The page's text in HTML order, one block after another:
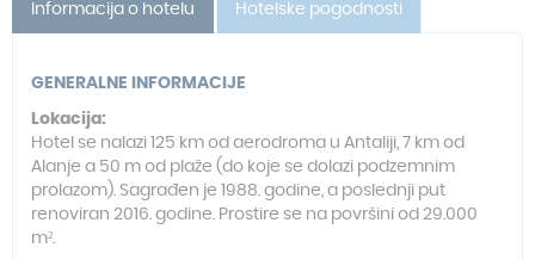
Informacija o hotelu Hotelske pogodnosti
GENERALNE INFORMACIJE
Lokacija:
Hotel se nalazi 125 km od aerodroma u Antaliji, 7 km od
Alanje a 50 m od plaže (do koje se dolazi podzemnim
prolazom). Sagrađen je 1988. godine, a poslednji put
renoviran 2016. godine. Prostire se na površini od 29.000
m².